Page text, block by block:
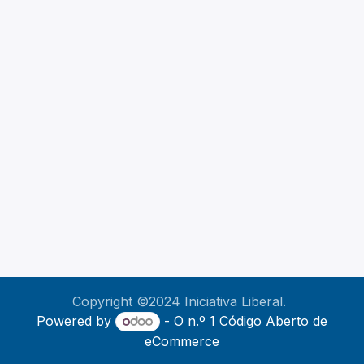
Copyright ©2024 Iniciativa Liberal.​
Powered by
- O n.º 1 Código Aberto de
eCommerce